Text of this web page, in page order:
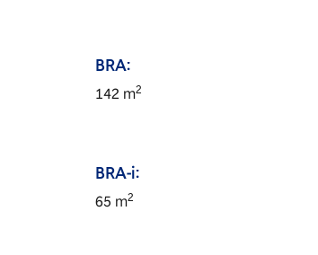
BRA:
142 m2
BRA-i:
65 m2